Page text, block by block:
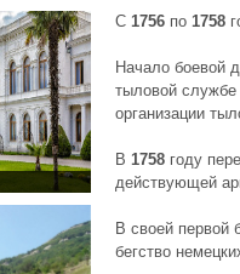
С 1756 по 1758
Начало боевой
тыловой службе
организации
В 1758 году
действующей
В своей первой
бегство